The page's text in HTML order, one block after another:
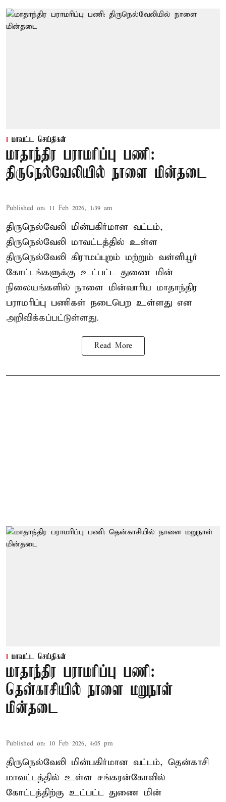
மாவட்ட செய்திகள்
மாதாந்திர பராமரிப்பு பணி:
திருநெல்வேலியில் நாளை மின்தடை
Published on: 11 Feb 2026, 1:39 am
திருநெல்வேலி மின்பகிர்மான வட்டம்,
திருநெல்வேலி மாவட்டத்தில் உள்ள
திருநெல்வேலி கிராமப்புறம் மற்றும் வள்ளியூர்
கோட்டங்களுக்கு உட்பட்ட துணை மின்
நிலையங்களில் நாளை மின்வாரிய மாதாந்திர
பராமரிப்பு பணிகள் நடைபெற உள்ளது என
அறிவிக்கப்பட்டுள்ளது.
Read More
மாவட்ட செய்திகள்
மாதாந்திர பராமரிப்பு பணி:
தென்காசியில் நாளை மறுநாள்
மின்தடை
Published on: 10 Feb 2026, 4:05 pm
திருநெல்வேலி மின்பகிர்மான வட்டம், தென்காசி
மாவட்டத்தில் உள்ள சங்கரன்கோவில்
கோட்டத்திற்கு உட்பட்ட துணை மின்